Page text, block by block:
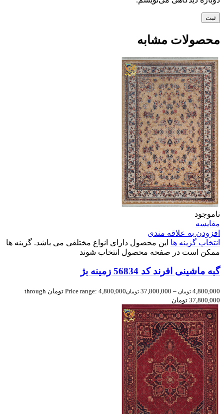
محصولات مشابه
ناموجود
مقایسه
افزودن به علاقه مندی
انتخاب گزینه ها این محصول دارای انواع مختلفی می باشد. گزینه ها
ممکن است در صفحه محصول انتخاب شوند
گبه ماشینی افرند کد 56834 زمینه بژ
4,800,000 تومان –
37,800,000 تومان
Price range: 4,800,000 تومان through
37,800,000 تومان